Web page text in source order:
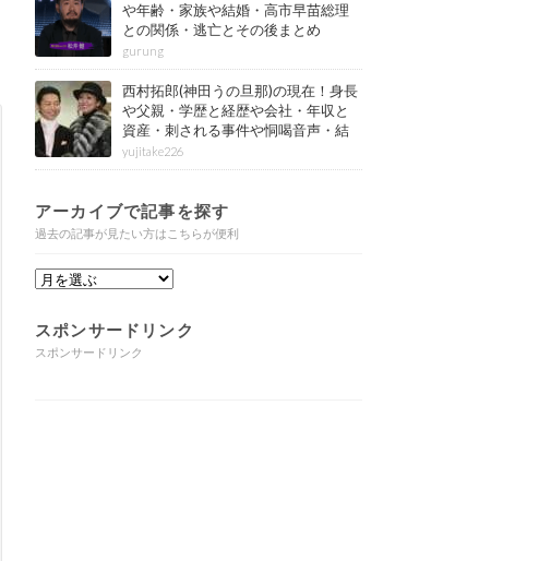
や年齢・家族や結婚・高市早苗総理
との関係・逃亡とその後まとめ
gurung
西村拓郎(神田うの旦那)の現在！身長
や父親・学歴と経歴や会社・年収と
資産・刺される事件や恫喝音声・結
婚と子供や自宅・脳梗塞の病気もま
とめ
yujitake226
アーカイブで記事を探す
過去の記事が見たい方はこちらが便利
スポンサードリンク
スポンサードリンク